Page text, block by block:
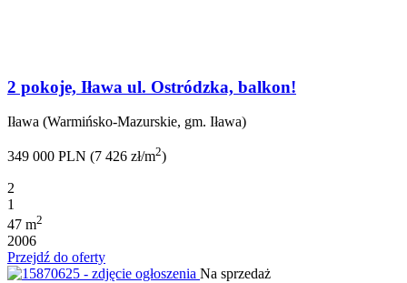
2 pokoje, Iława ul. Ostródzka, balkon!
Iława (Warmińsko-Mazurskie, gm. Iława)
349 000 PLN (7 426 zł/m2)
2
1
47 m2
2006
Przejdź do oferty
Na sprzedaż